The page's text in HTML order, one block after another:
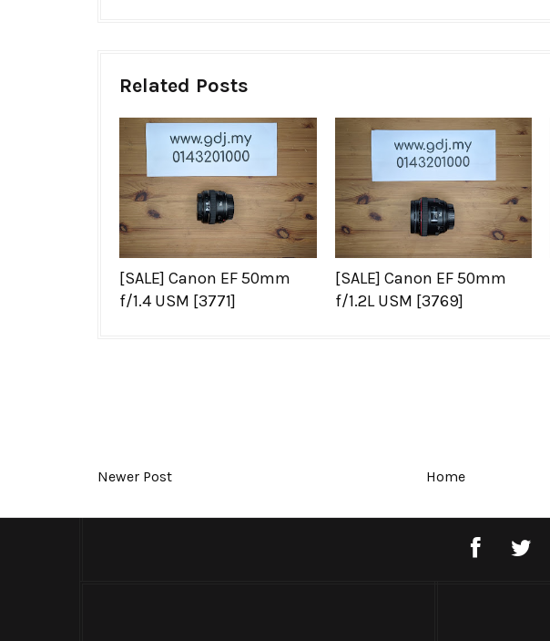
Related Posts
[SALE] Canon EF 50mm
f/1.4 USM [3771]
[SALE] Canon EF 50mm
f/1.2L USM [3769]
Newer Post Home